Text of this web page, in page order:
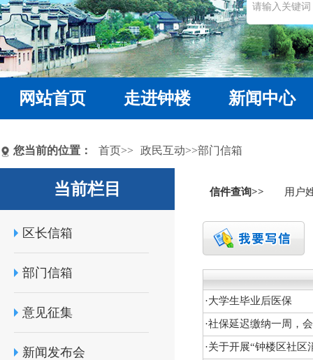
网站首页 走进钟楼 新闻中心
您当前的位置： 首页>> 政民互动>>部门信箱
当前栏目
区长信箱
部门信箱
意见征集
新闻发布会
信件查询>> 用户
·大学生毕业后医保
·社保延迟缴纳一周，
·关于开展“钟楼区社区